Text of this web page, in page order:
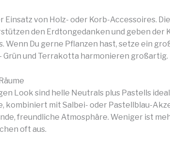
Einsatz von Holz- oder Korb-Accessoires.
den Erdtongedanken und geben der
Wenn Du gerne Pflanzen hast, setze ein
Grün und Terrakotta harmonieren großartig.
Look sind helle Neutrals plus Pastells
kombiniert mit Salbei- oder Pastellblau-
freundliche Atmosphäre. Weniger ist
oft aus.